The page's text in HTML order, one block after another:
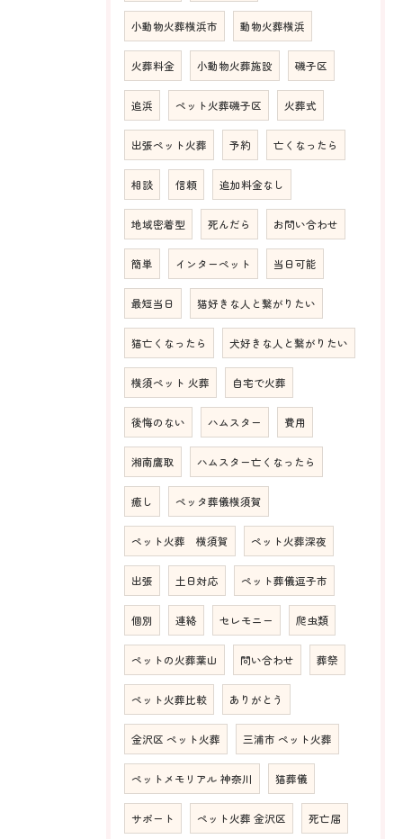
小動物火葬横浜市 動物火葬横浜
火葬料金 小動物火葬施設 磯子区
追浜 ペット火葬磯子区 火葬式
出張ペット火葬 予約 亡くなったら
相談 信頼 追加料金なし
地域密着型 死んだら お問い合わせ
簡単 インターペット 当日可能
最短当日 猫好きな人と繋がりたい
猫亡くなったら 犬好きな人と繋がりたい
横須ペット 火葬 自宅で火葬
後悔のない ハムスター 費用
湘南鷹取 ハムスター亡くなったら
癒し ペッタ葬儀横須賀
ペット火葬 横須賀 ペット火葬深夜
出張 土日対応 ペット葬儀逗子市
個別 連絡 セレモニー 爬虫類
ペットの火葬葉山 問い合わせ 葬祭
ペット火葬比較 ありがとう
金沢区 ペット火葬 三浦市 ペット火葬
ペットメモリアル 神奈川 猫葬儀
サポート ペット火葬 金沢区 死亡届